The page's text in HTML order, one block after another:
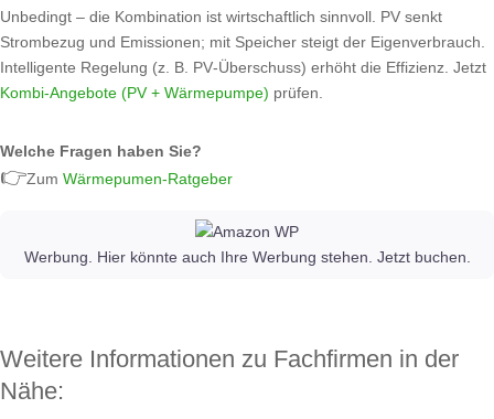
Unbedingt – die Kombination ist wirtschaftlich sinnvoll. PV senkt
Strombezug und Emissionen; mit Speicher steigt der Eigenverbrauch.
Intelligente Regelung (z. B. PV‑Überschuss) erhöht die Effizienz. Jetzt
Kombi‑Angebote (PV + Wärmepumpe) prüfen.
Welche Fragen haben Sie?
👉Zum Wärmepumen-Ratgeber
Werbung. Hier könnte auch Ihre Werbung stehen. Jetzt buchen.
Weitere Informationen zu Fachfirmen in der
Nähe: